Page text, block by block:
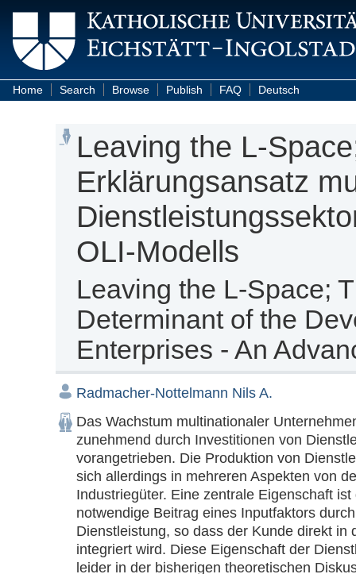
Home Search Browse Publish FAQ Deutsch
Leaving the L-
Erklärungsansatz
OLI-Modells
Leaving the L-Space;
Determinant of the
Enterprises - An
Radmacher-Nottelmann Nils A.
Das Wachstum multinationaler
zunehmend durch Investitionen von
vorangetrieben. Die Produktion von
sich allerdings in mehreren Aspekten von
Industriegüter. Eine zentrale Eigenschaft
notwendige Beitrag eines Inputfaktors
Dienstleistung, so dass der Kunde direkt in
integriert wird. Diese Eigenschaft der
leider in der bisherigen theoretischen